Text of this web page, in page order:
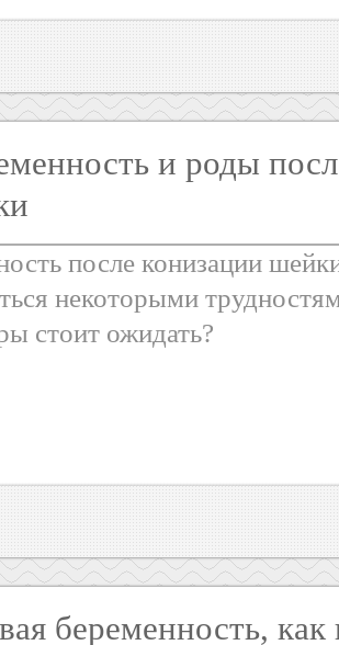
и роды
после конизации
некоторыми
стоит ожидать?
беременность, как